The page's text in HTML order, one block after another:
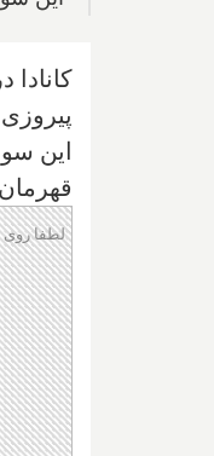
پیروزی ۲ بر ۱ مقابل ایالات متحده از عنوان قهرمانی خود دفاع کرد.
این
لطفا روی